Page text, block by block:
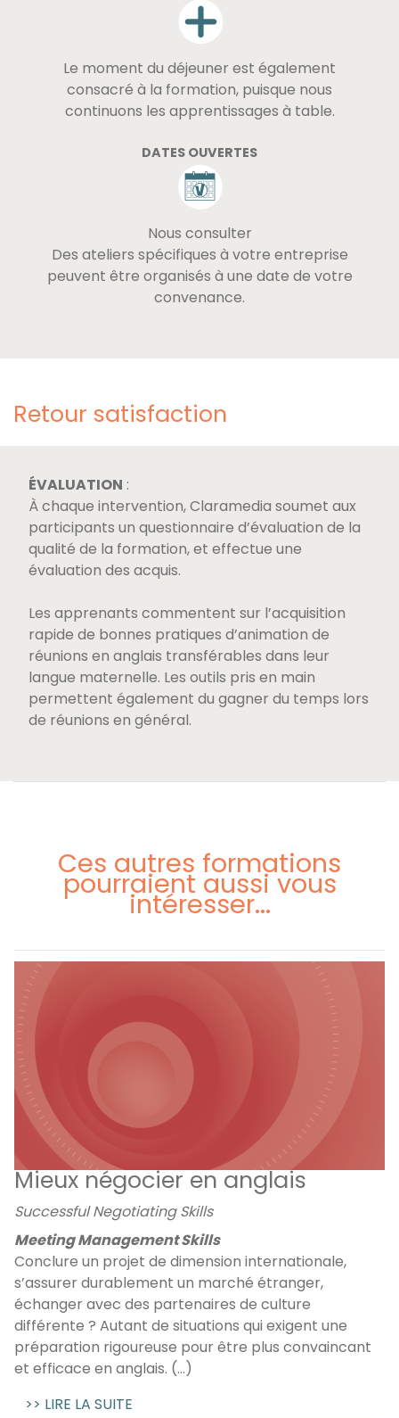
Le moment du déjeuner est également
consacré à la formation, puisque nous
continuons les apprentissages à table.
DATES OUVERTES
Nous consulter
Des ateliers spécifiques à votre entreprise
peuvent être organisés à une date de votre
convenance.
Retour satisfaction
ÉVALUATION :
À chaque intervention, Claramedia soumet aux
participants un questionnaire d’évaluation de la
qualité de la formation, et effectue une
évaluation des acquis.
Les apprenants commentent sur l’acquisition
rapide de bonnes pratiques d’animation de
réunions en anglais transférables dans leur
langue maternelle. Les outils pris en main
permettent également du gagner du temps lors
de réunions en général.
Ces autres formations
pourraient aussi vous
intéresser...
Mieux négocier en anglais
Successful Negotiating Skills
Meeting Management Skills
Conclure un projet de dimension internationale,
s’assurer durablement un marché étranger,
échanger avec des partenaires de culture
différente ? Autant de situations qui exigent une
préparation rigoureuse pour être plus convaincant
et efficace en anglais. (...)
>> LIRE LA SUITE